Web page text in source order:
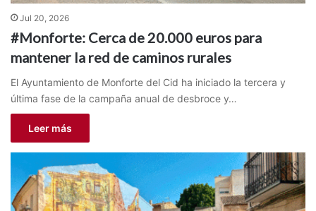
Jul 20, 2026
#Monforte: Cerca de 20.000 euros para
mantener la red de caminos rurales
El Ayuntamiento de Monforte del Cid ha iniciado la tercera y
última fase de la campaña anual de desbroce y…
Leer más